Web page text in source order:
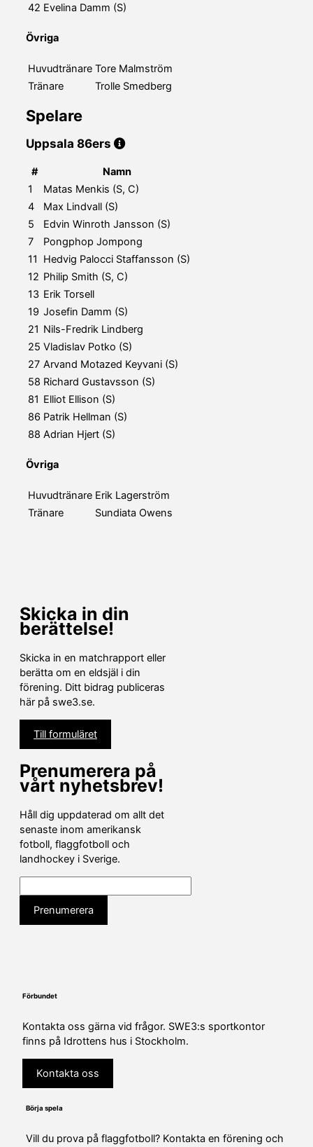
42 Evelina Damm (S)
Övriga
Huvudtränare Tore Malmström
Tränare
Trolle Smedberg
Spelare
Uppsala 86ers
#
Namn
1
Matas Menkis (S, C)
4
Max Lindvall (S)
5
Edvin Winroth Jansson (S)
7
Pongphop Jompong
11
Hedvig Palocci Staffansson (S)
12 Philip Smith (S, C)
13 Erik Torsell
19 Josefin Damm (S)
21 Nils-Fredrik Lindberg
25 Vladislav Potko (S)
27 Arvand Motazed Keyvani (S)
58 Richard Gustavsson (S)
81 Elliot Ellison (S)
86 Patrik Hellman (S)
88 Adrian Hjert (S)
Övriga
Huvudtränare Erik Lagerström
Tränare
Sundiata Owens
Skicka in din
berättelse!
Skicka in en matchrapport eller
berätta om en eldsjäl i din
förening. Ditt bidrag publiceras
här på swe3.se.
Till formuläret
Prenumerera på
vårt nyhetsbrev!
Håll dig uppdaterad om allt det
senaste inom amerikansk
fotboll, flaggfotboll och
landhockey i Sverige.
Förbundet
Kontakta oss gärna vid frågor. SWE3:s sportkontor
finns på Idrottens hus i Stockholm.
Kontakta oss
Börja spela
Vill du prova på flaggfotboll? Kontakta en förening och